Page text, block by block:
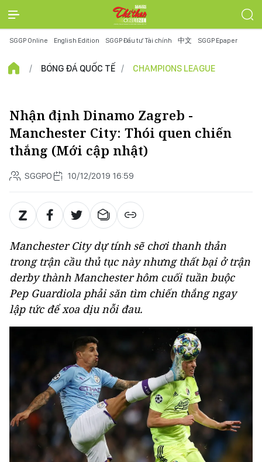
SGGP Online English Edition SGGP Đầu tư Tài chính 中文 SGGP Epaper
BÓNG ĐÁ QUỐC TẾ CHAMPIONS LEAGUE
Nhận định Dinamo Zagreb -
Manchester City: Thói quen chiến
thắng (Mới cập nhật)
SGGPO 10/12/2019 16:59
Manchester City dự tính sẽ chơi thanh thản
trong trận cầu thủ tục này nhưng thất bại ở trận
derby thành Manchester hôm cuối tuần buộc
Pep Guardiola phải săn tìm chiến thắng ngay
lập tức để xoa dịu nỗi đau.